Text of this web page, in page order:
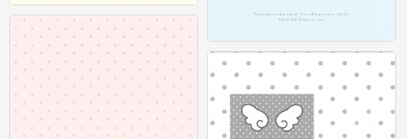
可爱插画壁纸 图源：等等小王
0
可爱插画壁纸 图源：等等小王
0